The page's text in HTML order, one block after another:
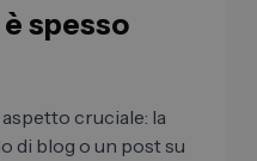
spesso
cruciale: la
di blog o un post su